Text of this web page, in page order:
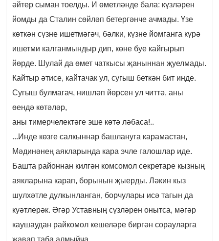
әйтер сыман тоелды. И өметләнде бала: күзләрен
йомды да Сталин сөйләп бетергәнче ачмады. Үзе
көткән сүзне ишетмәгәч, бәлки, күзне йомганга күрә
ишетми калганмындыр дип, көне буе кайгырып
йөрде. Шулай да өмет чаткысы җаныннан җуелмады.
Кайтыр әтисе, кайтачак ул, сугыш беткән бит инде.
Сугыш булмагач, нишләп йөрсен ул читтә, аны
өендә көтәләр,
аны тимерчелектәге эше көтә ләбаса!..
...Инде көзге салкыннар башлануга карамастан,
Мәдинәнең аякларында кара эчле галошлар иде.
Башта районнан килгән комсомол секретаре кызның
аякларына карап, борынын җыерды. Ләкин кыз
шулхәтле дулкынланган, борчулары исә тагын да
куәтлерәк. Әгәр Уставның сүзләрен онытса, мәгәр
каушаудан райкомол кешеләре биргән сорауларга